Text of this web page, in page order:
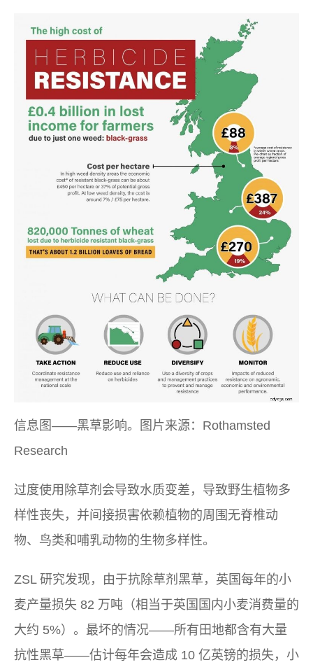
信息图——黑草影响。图片来源：Rothamsted
Research
过度使用除草剂会导致水质变差，导致野生植物多
样性丧失，并间接损害依赖植物的周围无脊椎动
物、鸟类和哺乳动物的生物多样性。
ZSL 研究发现，由于抗除草剂黑草，英国每年的小
麦产量损失 82 万吨（相当于英国国内小麦消费量的
大约 5%）。最坏的情况——所有田地都含有大量
抗性黑草——估计每年会造成 10 亿英镑的损失，小